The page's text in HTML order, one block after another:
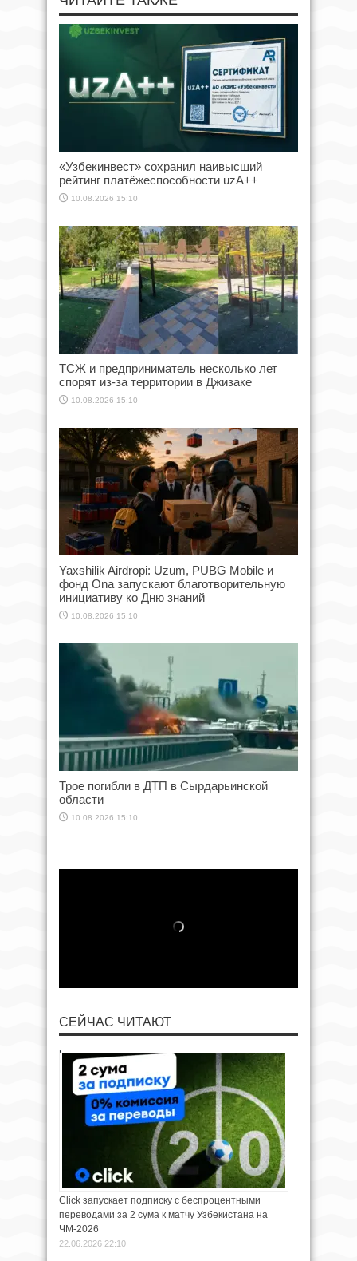
«Узбекинвест» сохранил наивысший
рейтинг платёжеспособности uzA++
10.08.2026 15:10
ТСЖ и предприниматель несколько лет
спорят из-за территории в Джизаке
10.08.2026 15:10
Yaxshilik Airdropi: Uzum, PUBG Mobile и
фонд Ona запускают благотворительную
инициативу ко Дню знаний
10.08.2026 15:10
Трое погибли в ДТП в Сырдарьинской
области
10.08.2026 15:10
СЕЙЧАС ЧИТАЮТ
Click запускает подписку с беспроцентными
переводами за 2 сума к матчу Узбекистана на
ЧМ-2026
22.06.2026 22:10